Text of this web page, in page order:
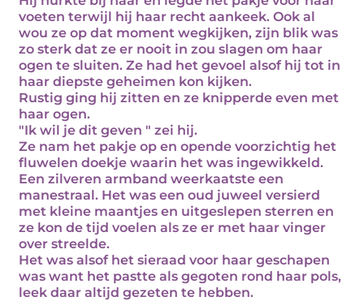
voeten terwijl hij haar recht aankeek. Ook al
wou ze op dat moment wegkijken, zijn blik was
zo sterk dat ze er nooit in zou slagen om haar
ogen te sluiten. Ze had het gevoel alsof hij tot in
haar diepste geheimen kon kijken.
Rustig ging hij zitten en ze knipperde even met
haar ogen.
"Ik wil je dit geven " zei hij.
Ze nam het pakje op en opende voorzichtig het
fluwelen doekje waarin het was ingewikkeld.
Een zilveren armband weerkaatste een
manestraal. Het was een oud juweel versierd
met kleine maantjes en uitgeslepen sterren en
ze kon de tijd voelen als ze er met haar vinger
over streelde.
Het was alsof het sieraad voor haar geschapen
was want het pastte als gegoten rond haar pols,
leek daar altijd gezeten te hebben.